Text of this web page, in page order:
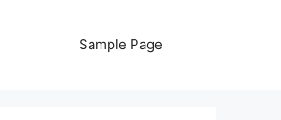
Sample Page